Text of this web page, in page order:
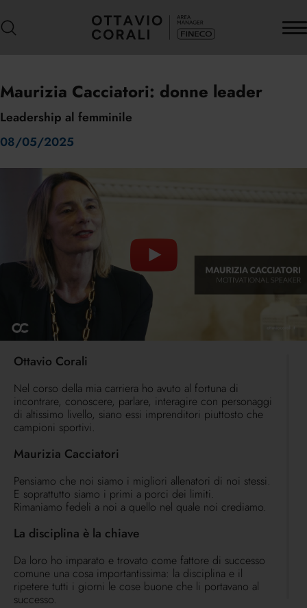
Maurizia Cacciatori: donne leader
Leadership al femminile
08/05/2025
Ottavio Corali
Nel corso della mia carriera ho avuto al fortuna di
incontrare, conoscere, parlare, interagire con personaggi
di altissimo livello, siano essi imprenditori piuttosto che
campioni sportivi.
Maurizia Cacciatori
Pensiamo che noi siamo i migliori allenatori di noi stessi.
E soprattutto siamo i primi a porci dei limiti.
Rimaniamo fedeli a noi a quello nel quale noi crediamo.
La disciplina è la chiave
Da loro ho imparato e trovato come fattore di successo
comune una cosa importantissima: la disciplina e il
ripetere tutti i giorni le cose buone che li portavano al
successo.